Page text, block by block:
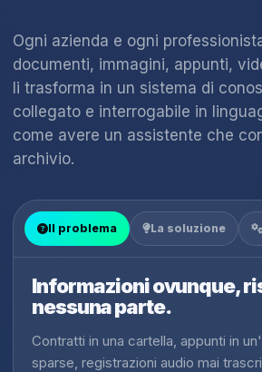
Ogni azienda e ogni
documenti, immagini, appunti,
li trasforma in un sistema di
collegato e interrogabile in
come avere un assistente che
archivio.
Il problema La soluzione
Informazioni ovunque,
nessuna parte.
Contratti in una cartella, appunti in
sparse, registrazioni audio mai